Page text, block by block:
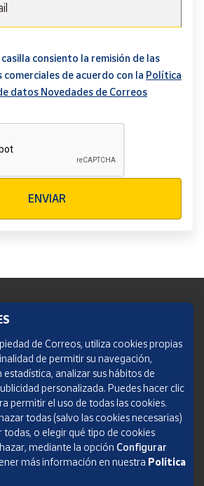
consiento la remisión de las
comerciales de acuerdo con la Política
datos Novedades de Correos
ENVIAR
Y TELÉGRAFOS, S.A., S.M.E. Todos los derechos
de Correos, utiliza cookies propias
de permitir su navegación,
analizar sus hábitos de
personalizada. Puedes hacer clic
permitir el uso de todas las cookies.
todas (salvo las cookies necesarias)
todas, o elegir qué tipo de cookies
mediante la opción Configurar
más información en nuestra Política